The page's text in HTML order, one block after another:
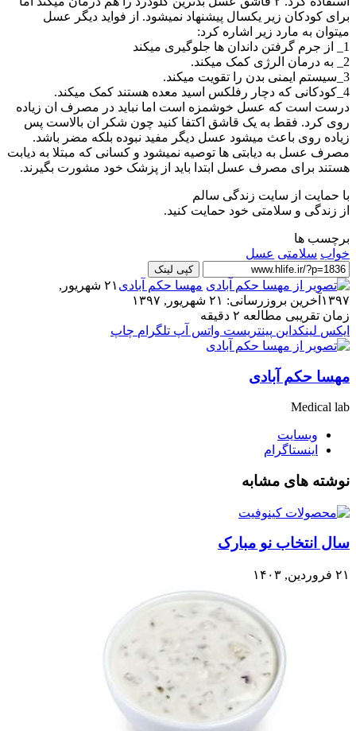
برای کودکان زیر یکسال پیشنهاد نمیشود. از فواید دیگر عسل
میتوان به مارد زیر اشاره کرد:
1_ از جرم گرفتن داندان ها جلوگیری میکند
2_ به درمان الرژی کمک میکند.
3_سیستم ایمنی بدن را تقویت میکند.
4_کودکانی که دچار رفلکس اسید معده هستند کمک میکند.
درست است که عسل خوشمزه است اما نباید در مصرف ان زیاده
روی کرد. فقط به یک قاشق اکتفا کنید چون شکر ان بالاست پس
زیاده روی باعث میشود عسل دیگر مفید نبوده بلکه مضر باشد.
مصرف عسل به دیابتی ها توصیه نمیشود و کسانی که مبتلا به دیابت
هستند برای مصرف عسل ابتدا باید از پزشک خود مشورت بگیرند.
با حمایت از سایت زندگی سالم
از زندگی و سلامتی خود حمایت کنید.
برچسب ها
خواب سلامتی عسل
کپی لینک
مهسا حکم آبادی
۲۱ شهریور,
۱۳۹۷ آخرین بروزرسانی: ۲۱ شهریور, ۱۳۹۷
زمان تقریبی مطالعه ۲ دقیقه
ایکس لینکداین پینتریست واتس آپ تلگرام چاپ
مهسا حکم آبادی
Medical lab
وبسایت
اینستاگرام
نوشته های مشابه
سال انتخاب نو مبارک
۲۱ فروردین, ۱۴۰۳